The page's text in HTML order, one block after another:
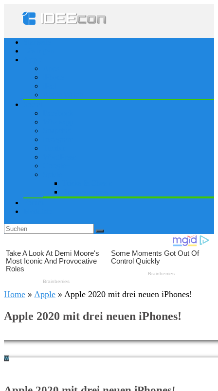
Home » Apple » Apple 2020 mit drei neuen iPhones!
Apple 2020 mit drei neuen iPhones!